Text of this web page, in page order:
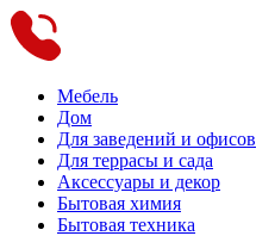
Мебель
Дом
Для заведений и офисов
Для террасы и сада
Аксессуары и декор
Бытовая химия
Бытовая техника